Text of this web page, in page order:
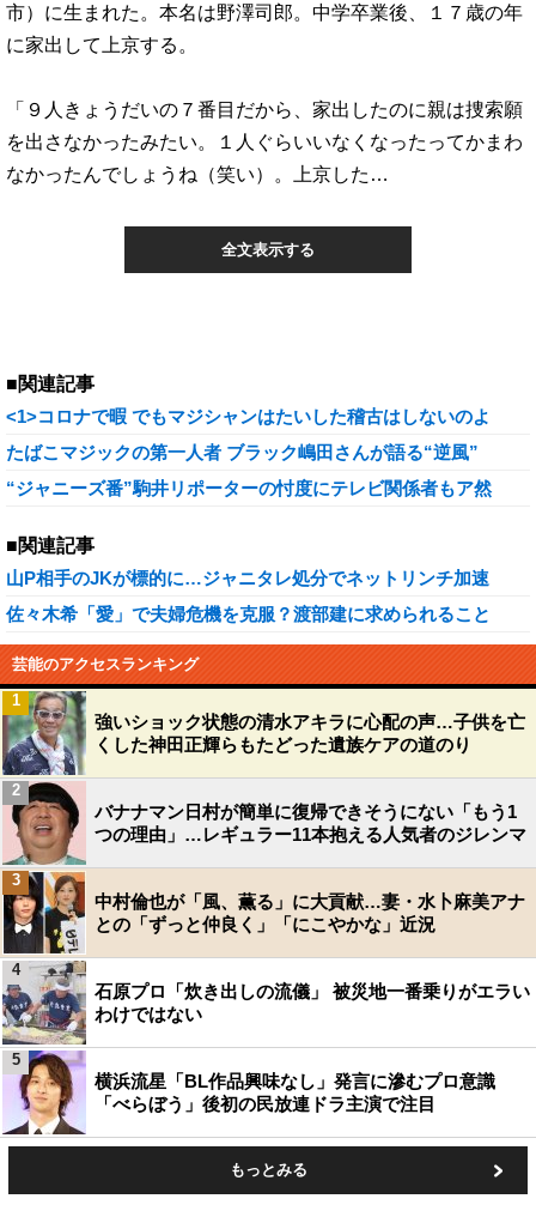
市）に生まれた。本名は野澤司郎。中学卒業後、１７歳の年
に家出して上京する。
「９人きょうだいの７番目だから、家出したのに親は捜索願
を出さなかったみたい。１人ぐらいいなくなったってかまわ
なかったんでしょうね（笑い）。上京した…
全文表示する
■関連記事
<1>コロナで暇 でもマジシャンはたいした稽古はしないのよ
たばこマジックの第一人者 ブラック嶋田さんが語る“逆風”
“ジャニーズ番”駒井リポーターの忖度にテレビ関係者もア然
■関連記事
山P相手のJKが標的に…ジャニタレ処分でネットリンチ加速
佐々木希「愛」で夫婦危機を克服？渡部建に求められること
芸能のアクセスランキング
強いショック状態の清水アキラに心配の声…子供を亡
くした神田正輝らもたどった遺族ケアの道のり
1
バナナマン日村が簡単に復帰できそうにない「もう1
つの理由」…レギュラー11本抱える人気者のジレンマ
2
中村倫也が「風、薫る」に大貢献…妻・水卜麻美アナ
との「ずっと仲良く」「にこやかな」近況
3
石原プロ「炊き出しの流儀」 被災地一番乗りがエラい
わけではない
4
横浜流星「BL作品興味なし」発言に滲むプロ意識
「べらぼう」後初の民放連ドラ主演で注目
5
もっとみる